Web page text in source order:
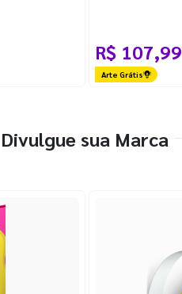
R$ 107,99
Arte Grátis
Divulgue sua Marca